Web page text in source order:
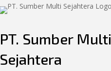
PT. Sumber Multi
Sejahtera